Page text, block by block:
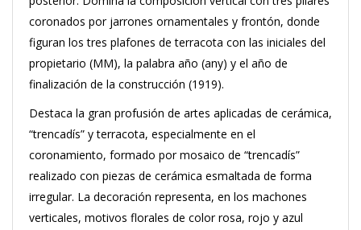
coronados por jarrones ornamentales y frontón, donde
figuran los tres plafones de terracota con las iniciales del
propietario (MM), la palabra año (any) y el año de
finalización de la construcción (1919).
Destaca la gran profusión de artes aplicadas de cerámica,
“trencadís” y terracota, especialmente en el
coronamiento, formado por mosaico de “trencadís”
realizado con piezas de cerámica esmaltada de forma
irregular. La decoración representa, en los machones
verticales, motivos florales de color rosa, rojo y azul